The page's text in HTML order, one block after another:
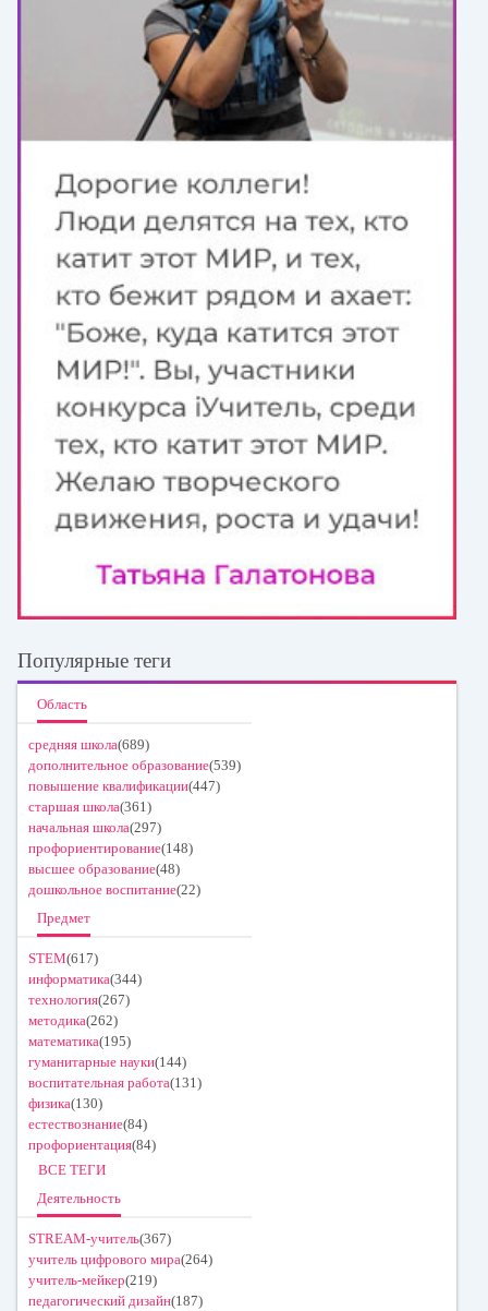
Популярные теги
Область
средняя школа(689)
дополнительное образование(539)
повышение квалификации(447)
старшая школа(361)
начальная школа(297)
профориентирование(148)
высшее образование(48)
дошкольное воспитание(22)
Предмет
STEM(617)
информатика(344)
технология(267)
методика(262)
математика(195)
гуманитарные науки(144)
воспитательная работа(131)
физика(130)
естествознание(84)
профориентация(84)
ВСЕ ТЕГИ
Деятельность
STREAM-учитель(367)
учитель цифрового мира(264)
учитель-мейкер(219)
педагогический дизайн(187)